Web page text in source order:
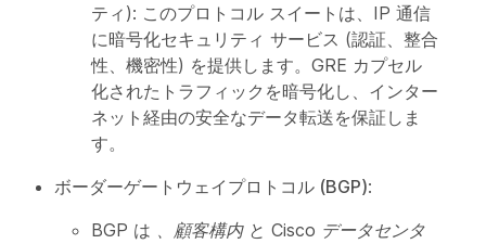
ティ): このプロトコル スイートは、IP 通信
に暗号化セキュリティ サービス (認証、整合
性、機密性) を提供します。GRE カプセル
化されたトラフィックを暗号化し、インター
ネット経由の安全なデータ転送を保証しま
す。
ボーダーゲートウェイプロトコル (BGP):
BGP は 、顧客構内と Cisco データセンタ